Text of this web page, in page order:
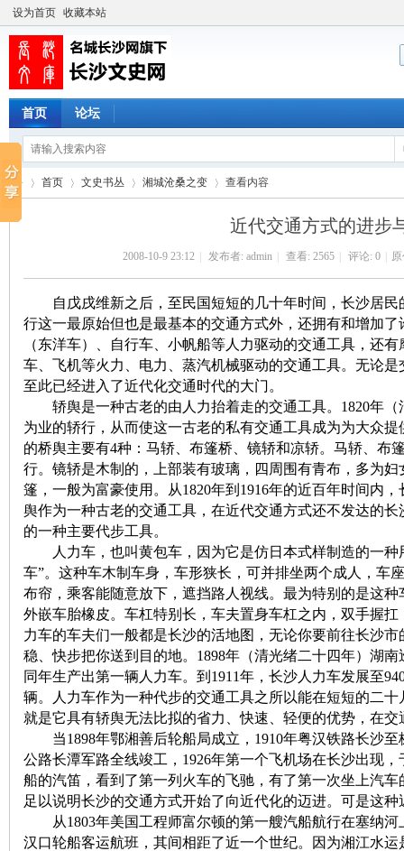
设为首页 收藏本站
首页 论坛
首页 文史书丛
›
湘城沧桑之变
›
查看内容
近代交通方式的进步
2008-10-9 23:12 发布者: admin 查看: 2565 评论: 0
自戊戌维新之后，至民国短短的几十年时间，长沙居民
行这一最原始但也是最基本的交通方式外，还拥有和增加
（东洋车）、自行车、小帆船等人力驱动的交通工具，还
车、飞机等火力、电力、蒸汽机械驱动的交通工具。无论
至此已经进入了近代化交通时代的大门。
轿舆是一种古老的由人力抬着走的交通工具。1820年（
为业的轿行，从而使这一古老的私有交通工具成为为大众
的桥舆主要有4种：马轿、布篷桥、镜轿和凉轿。马轿、布
行。镜轿是木制的，上部装有玻璃，四周围有青布，多为
篷，一般为富豪使用。从1820年到1916年的近百年时间内
舆作为一种古老的交通工具，在近代交通方式还不发达的
的一种主要代步工具。
人力车，也叫黄包车，因为它是仿日本式样制造的一种
车”。这种车木制车身，车形狭长，可并排坐两个成人，车
布帘，乘客能随意放下，遮挡路人视线。最为特别的是这
外嵌车胎橡皮。车杠特别长，车夫置身车杠之内，双手握
力车的车夫们一般都是长沙的活地图，无论你要前往长沙
稳、快步把你送到目的地。1898年（清光绪二十四年）湖
同年生产出第一辆人力车。到1911年，长沙人力车发展至
辆。人力车作为一种代步的交通工具之所以能在短短的二
就是它具有轿舆无法比拟的省力、快速、轻便的优势，在
当1898年鄂湘善后轮船局成立，1910年粤汉铁路长沙至
公路长潭军路全线竣工，1926年第一个飞机场在长沙出现
船的汽笛，看到了第一列火车的飞驰，有了第一次坐上汽
足以说明长沙的交通方式开始了向近代化的迈进。可是这
从1803年美国工程师富尔顿的第一艘汽船航行在塞纳河
汉口轮船客运航班，其间相距了近一个世纪。因为湘江水